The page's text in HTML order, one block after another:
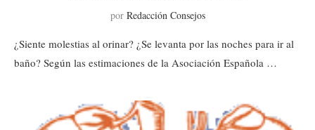
por Redacción Consejos
¿Siente molestias al orinar? ¿Se levanta por las noches para ir al
baño? Según las estimaciones de la Asociación Española …